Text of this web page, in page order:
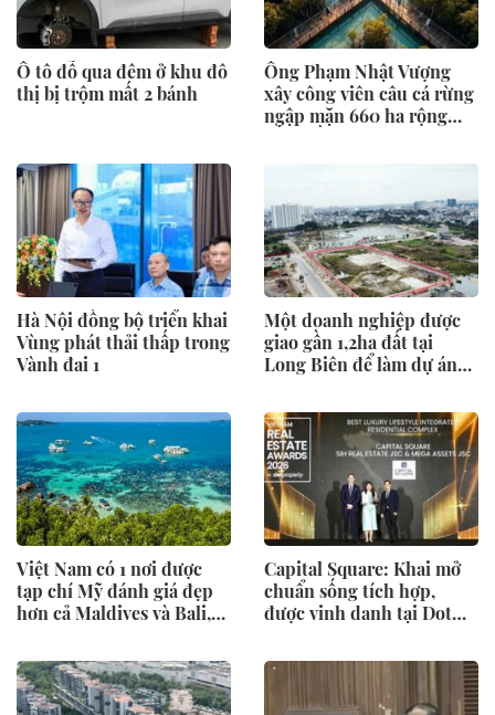
Ô tô đỗ qua đêm ở khu đô
thị bị trộm mất 2 bánh
Ông Phạm Nhật Vượng
xây công viên câu cá rừng
ngập mặn 660 ha rộng
Hà Nội đồng bộ triển khai
Vùng phát thải thấp trong
Vành đai 1
Một doanh nghiệp được
giao gần 1,2ha đất tại
Long Biên để làm dự án
mại
Việt Nam có 1 nơi được
tạp chí Mỹ đánh giá đẹp
hơn cả Maldives và Bali,
Sun Group, Vingroup,
BIM Group... chọn làm
điểm đến
Capital Square: Khai mở
chuẩn sống tích hợp,
được vinh danh tại Dot